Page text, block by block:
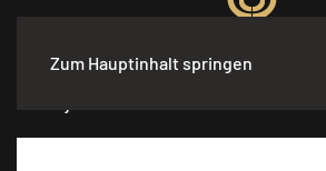
Zum Hauptinhalt springen
Bekleidung Herren /Fleecejacken